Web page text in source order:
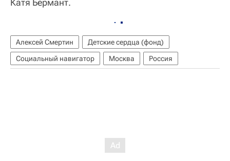
Катя Бермант.
Алексей Смертин
Детские сердца (фонд)
Социальный навигатор
Москва Россия